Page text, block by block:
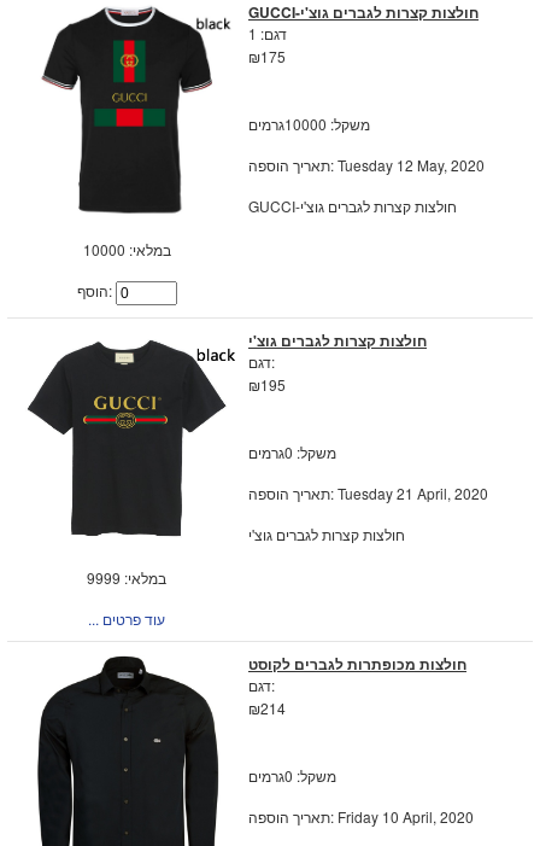
במלאי: 10000
הוסף:
GUCCI-חולצות קצרות לגברים גוצ'י
דגם: 1
₪175
משקל: 10000גרמים
תאריך הוספה: Tuesday 12 May, 2020
GUCCI-חולצות קצרות לגברים גוצ'י
במלאי: 9999
... עוד פרטים
חולצות קצרות לגברים גוצ'י
דגם:
₪195
משקל: 0גרמים
תאריך הוספה: Tuesday 21 April, 2020
חולצות קצרות לגברים גוצ'י
חולצות מכופתרות לגברים לקוסט
דגם:
₪214
משקל: 0גרמים
תאריך הוספה: Friday 10 April, 2020